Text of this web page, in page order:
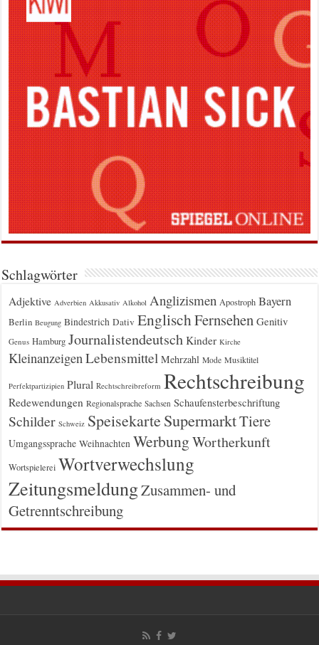
Schlagwörter
Adjektive Adverbien Akkusativ Alkohol Anglizismen Apostroph Bayern
Berlin Beugung Bindestrich Dativ EnglischFernsehen Genitiv
Genus Hamburg Journalistendeutsch Kinder Kirche
KleinanzeigenLebensmittel Mehrzahl Mode Musiktitel
Perfektpartizipien Plural Rechtschreibreform Rechtschreibung
Redewendungen Regionalsprache Sachsen Schaufensterbeschriftung
Schilder Schweiz Speisekarte SupermarktTiere
Umgangssprache Weihnachten WerbungWortherkunft
Wortspielerei Wortverwechslung
ZeitungsmeldungZusammen- und
Getrenntschreibung